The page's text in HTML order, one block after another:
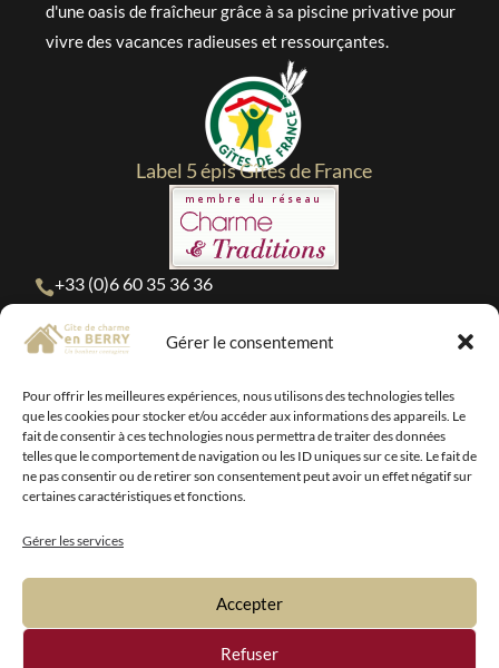
Gérer le consentement
Pour offrir les meilleures expériences, nous utilisons des technologies telles
que les cookies pour stocker et/ou accéder aux informations des appareils. Le
fait de consentir à ces technologies nous permettra de traiter des données
telles que le comportement de navigation ou les ID uniques sur ce site. Le fait de
ne pas consentir ou de retirer son consentement peut avoir un effet négatif sur
certaines caractéristiques et fonctions.
Gérer les services
Accepter
Refuser
d'une oasis de fraîcheur grâce à sa piscine privative pour
vivre des vacances radieuses et ressourçantes.
Label 5 épis Gîtes de France
+33 (0)6 60 35 36 36
POLITIQUE DE CONFIDENTIALITÉ
POLITIQUE DE COOKIES (UE)
CONDITIONS GÉNÉRALES D’UTILISATION